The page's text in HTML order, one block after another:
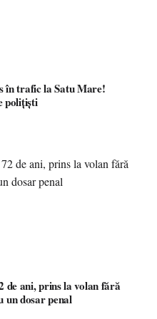
în trafic la Satu Mare!
polițiști
de ani, prins la volan fără
un dosar penal